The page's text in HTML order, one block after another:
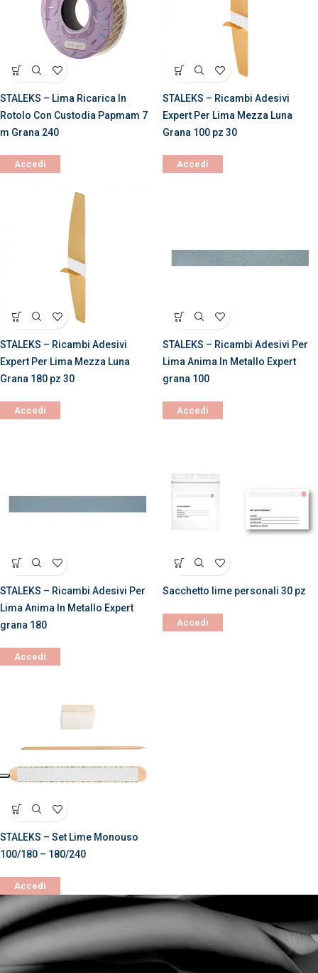
STALEKS – Lima Ricarica In
Rotolo Con Custodia Papmam 7
m Grana 240
Accedi
STALEKS – Ricambi Adesivi
Expert Per Lima Mezza Luna
Grana 100 pz 30
Accedi
STALEKS – Ricambi Adesivi
Expert Per Lima Mezza Luna
Grana 180 pz 30
Accedi
STALEKS – Ricambi Adesivi Per
Lima Anima In Metallo Expert
grana 100
Accedi
STALEKS – Ricambi Adesivi Per
Lima Anima In Metallo Expert
grana 180
Accedi
Sacchetto lime personali 30 pz
Accedi
STALEKS – Set Lime Monouso
100/180 – 180/240
Accedi